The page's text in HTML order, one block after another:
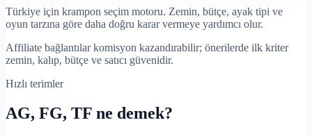
Türkiye için krampon seçim motoru. Zemin, bütçe, ayak tipi ve
oyun tarzına göre daha doğru karar vermeye yardımcı olur.
Affiliate bağlantılar komisyon kazandırabilir; önerilerde ilk kriter
zemin, kalıp, bütçe ve satıcı güvenidir.
Hızlı terimler
AG, FG, TF ne demek?